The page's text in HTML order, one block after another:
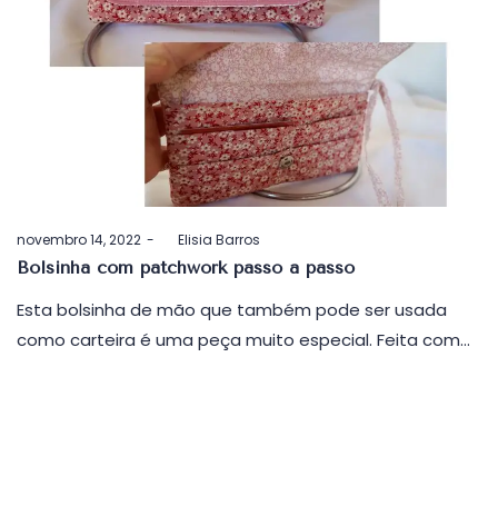
Postado
em
novembro 14, 2022 byElisia Barros
Bolsinha com patchwork passo a passo
Esta bolsinha de mão que também pode ser usada
como carteira é uma peça muito especial. Feita com…